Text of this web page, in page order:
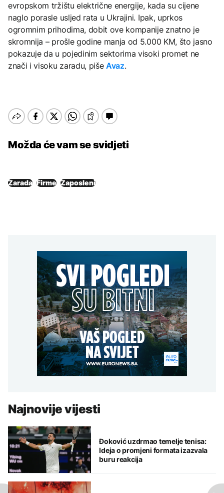
evropskom tržištu električne energije, kada su cijene
naglo porasle usljed rata u Ukrajini. Ipak, uprkos
ogromnim prihodima, dobit ove kompanije znatno je
skromnija – prošle godine manja od 5.000 KM, što jasno
pokazuje da u pojedinim sektorima visoki promet ne
znači i visoku zaradu, pišeAvaz.
Možda će vam se svidjeti
Zarada Firme Zaposleni
Najnovije vijesti
Đoković uzdrmao temelje tenisa:
Ideja o promjeni formata izazvala
buru reakcija